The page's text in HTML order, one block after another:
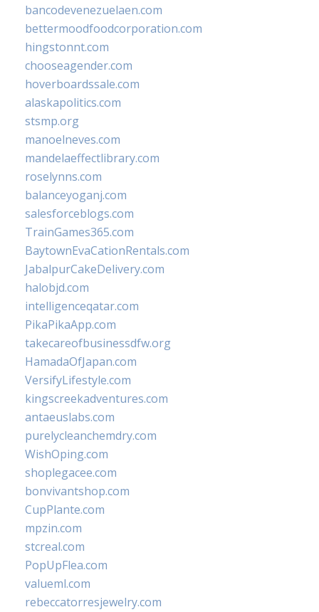
bancodevenezuelaen.com
bettermoodfoodcorporation.com
hingstonnt.com
chooseagender.com
hoverboardssale.com
alaskapolitics.com
stsmp.org
manoelneves.com
mandelaeffectlibrary.com
roselynns.com
balanceyoganj.com
salesforceblogs.com
TrainGames365.com
BaytownEvaCationRentals.com
JabalpurCakeDelivery.com
halobjd.com
intelligenceqatar.com
PikaPikaApp.com
takecareofbusinessdfw.org
HamadaOfJapan.com
VersifyLifestyle.com
kingscreekadventures.com
antaeuslabs.com
purelycleanchemdry.com
WishOping.com
shoplegacee.com
bonvivantshop.com
CupPlante.com
mpzin.com
stcreal.com
PopUpFlea.com
valueml.com
rebeccatorresjewelry.com